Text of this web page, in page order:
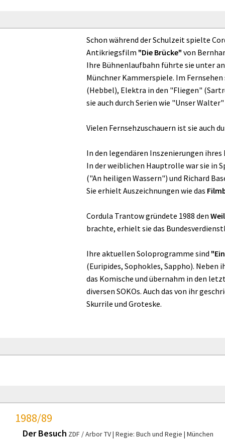
Schon während der Schulzeit spielte
Antikriegsfilm "Die Brücke" von
Ihre Bühnenlaufbahn führte sie unter
Münchner Kammerspiele. Im
(Hebbel), Elektra in den "Fliegen"
sie auch durch Serien wie "Unser
Vielen Fernsehzuschauern ist sie auch
In den legendären Inszenierungen ihres
In der weiblichen Hauptrolle war sie in
("An heiligen Wassern") und Richard
Sie erhielt Auszeichnungen wie das
Cordula Trantow gründete 1988 den
brachte, erhielt sie das
Ihre aktuellen Soloprogramme sind
(Euripides, Sophokles, Sappho).
das Komische und übernahm in den
diversen SOKOs. Auch das von ihr
Skurrile und Groteske.
1988/89
Der Besuch ZDF / Arbor TV Regie: Buch und Regie München